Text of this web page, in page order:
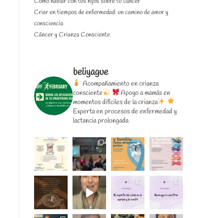
Criar en tiempos de enfermedad: un camino de amor y
consciencia
Cáncer y Crianza Consciente
beliyague
Acompañamiento en crianza
consciente
Apoyo a mamás en
momentos difíciles de la crianza
Experta en procesos de enfermedad y
lactancia prolongada